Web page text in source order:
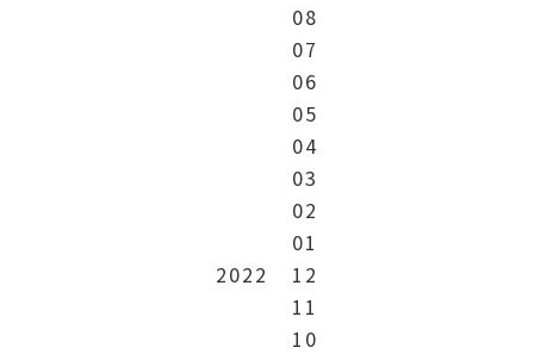
08
07
06
05
04
03
02
01
2022
12
11
10